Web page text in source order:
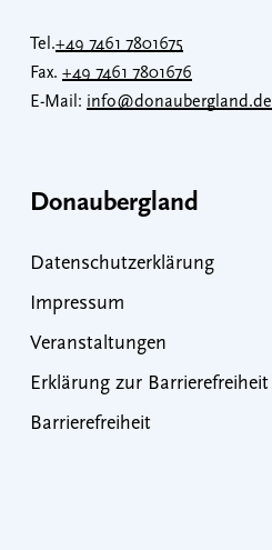
Tel.+49 7461 7801675
Fax. +49 7461 7801676
E-Mail: info@donaubergland.de
Donaubergland
Datenschutzerklärung
Impressum
Veranstaltungen
Erklärung zur Barrierefreiheit
Barrierefreiheit